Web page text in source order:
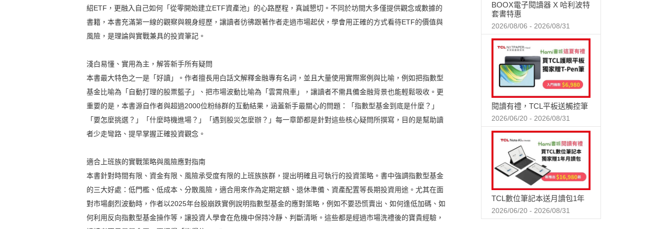
紹ETF，更融入自己如何「從零開始建立ETF資產池」的心路歷程，真誠懇切。不同於坊間大多僅提供觀念或數據的
書籍，本書充滿第一線的觀察與親身經歷，讓讀者彷彿跟著作者走過市場起伏，學會用正確的方式看待ETF的價值與
風險，是理論與實戰兼具的投資筆記。
淺白易懂、實用為主，解答新手所有疑問
本書最大特色之一是「好讀」。作者擅長用白話文解釋金融專有名詞，並且大量使用實際案例與比喻，例如把指數型
基金比喻為「自動打理的股票籃子」、把市場波動比喻為「雲霄飛車」，讓讀者不需具備金融背景也能輕鬆吸收。更
重要的是，本書源自作者與超過2000位粉絲群的互動結果，涵蓋新手最關心的問題：「指數型基金到底是什麼？」
「要怎麼挑選？」「什麼時機進場？」「遇到股災怎麼辦？」每一章節都是針對這些核心疑問所撰寫，目的是幫助讀
者少走彎路、提早掌握正確投資觀念。
適合上班族的實戰策略與風險應對指南
本書針對時間有限、資金有限、風險承受度有限的上班族族群，提出明確且可執行的投資策略。書中強調指數型基金
的三大好處：低門檻、低成本、分散風險，適合用來作為定期定額、退休準備、資產配置等長期投資用途。尤其在面
對市場劇烈波動時，作者以2025年台股崩跌實例說明指數型基金的應對策略，例如不要恐慌賣出、如何逢低加碼、如
何利用反向指數型基金操作等，讓投資人學會在危機中保持冷靜、判斷清晰。這些都是經過市場洗禮後的寶貴經驗，
BOOX電子閱讀器 X 哈利波特
套書特惠
2026/08/06 - 2026/08/31
閱讀有禮，TCL平板送觸控筆
2026/06/20 - 2026/08/31
TCL數位筆記本送月讀包1年
2026/06/20 - 2026/08/31